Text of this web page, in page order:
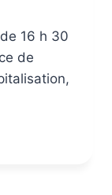
16 h 30
de